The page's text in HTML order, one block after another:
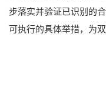
步落实并验证已识别的
可执行的具体举措，为双